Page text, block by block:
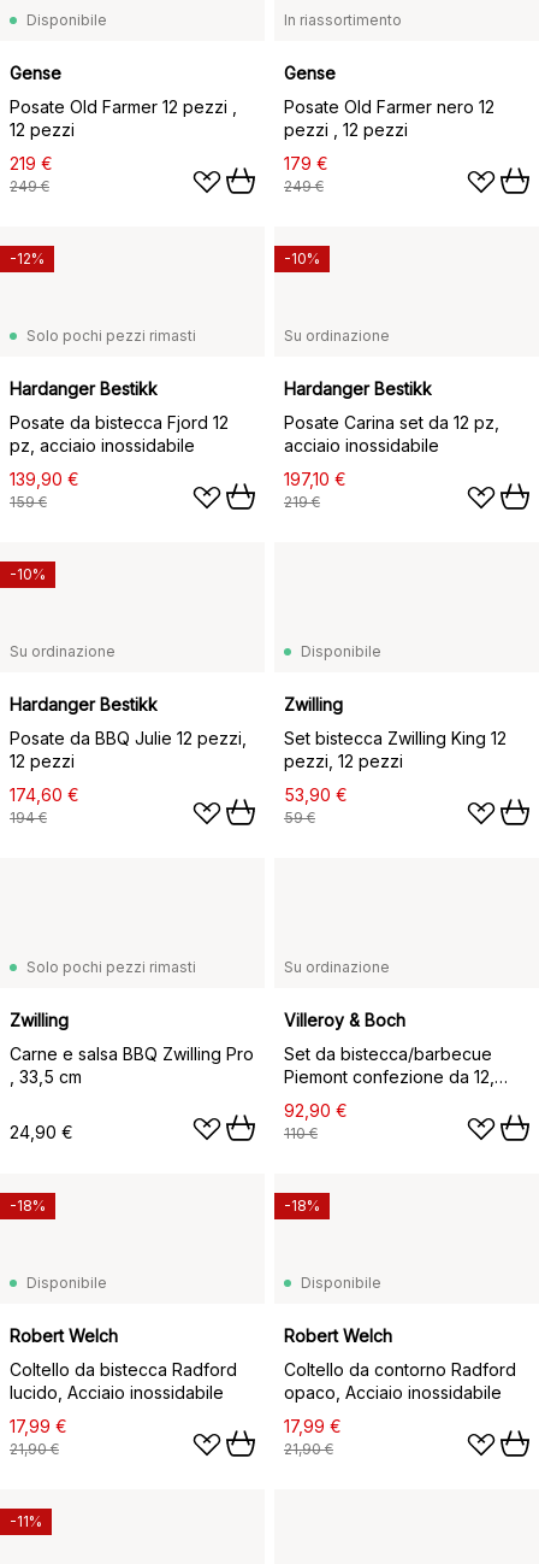
Disponibile
Gense
Posate Old Farmer 12 pezzi ,
12 pezzi
219 €
249 €
In riassortimento
Gense
Posate Old Farmer nero 12
pezzi , 12 pezzi
179 €
249 €
Solo pochi pezzi rimasti
Hardanger Bestikk
Posate da bistecca Fjord 12
pz, acciaio inossidabile
139,90 €
159 €
-12%
Su ordinazione
Hardanger Bestikk
Posate Carina set da 12 pz,
acciaio inossidabile
197,10 €
219 €
-10%
Su ordinazione
Hardanger Bestikk
Posate da BBQ Julie 12 pezzi,
12 pezzi
174,60 €
194 €
-10%
Disponibile
Zwilling
Set bistecca Zwilling King 12
pezzi, 12 pezzi
53,90 €
59 €
Solo pochi pezzi rimasti
Zwilling
Carne e salsa BBQ Zwilling Pro
, 33,5 cm
24,90 €
Su ordinazione
Villeroy & Boch
Set da bistecca/barbecue
Piemont confezione da 12,
Acciaio inossidabile
92,90 €
110 €
Disponibile
Robert Welch
Coltello da bistecca Radford
lucido, Acciaio inossidabile
17,99 €
21,90 €
-18%
Disponibile
Robert Welch
Coltello da contorno Radford
opaco, Acciaio inossidabile
17,99 €
21,90 €
-18%
-11%